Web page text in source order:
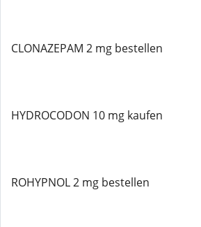
CLONAZEPAM 2 mg bestellen
HYDROCODON 10 mg kaufen
ROHYPNOL 2 mg bestellen